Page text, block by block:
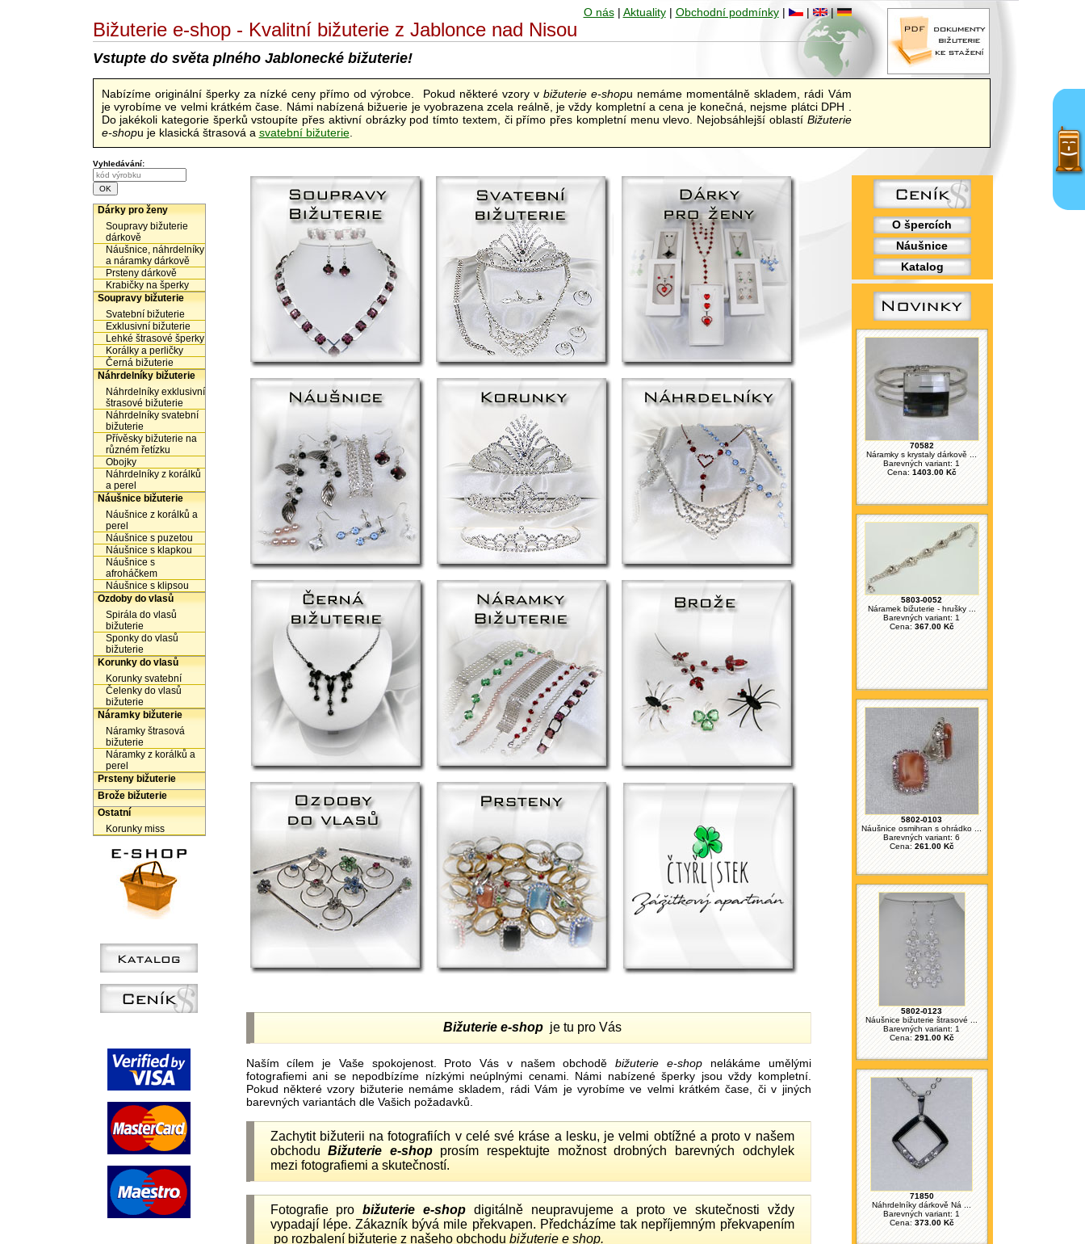
O špercích
Náušnice
Katalog
70582
Náramky s krystaly dárkově ...
Barevných variant: 1
Cena:1403.00 Kč
5803-0052
Náramek bižuterie - hrušky ...
Barevných variant: 1
Cena: 367.00 Kč
5802-0103
Náušnice osmihran s ohrádko ...
Barevných variant: 6
Cena: 261.00 Kč
5802-0123
Náušnice bižuterie štrasové ...
Barevných variant: 1
Cena: 291.00 Kč
71850
Náhrdelníky dárkově Ná ...
Barevných variant: 1
Cena: 373.00 Kč
O nás| Aktuality| Obchodní podmínky| | |
Bižuterie e-shop - Kvalitní bižuterie z Jablonce nad Nisou
Vstupte do světa plného Jablonecké bižuterie!
Nabízíme originální šperky za nízké ceny přímo od výrobce. Pokud některé vzory v bižuterie e-shopu nemáme momentálně skladem, rádi Vám
je vyrobíme ve velmi krátkém čase. Námi nabízená bižuerie je vyobrazena zcela reálně, je vždy kompletní a cena je konečná, nejsme plátci DPH .
Do jakékoli kategorie šperků vstoupíte přes aktivní obrázky pod tímto textem, či přímo přes kompletní menu vlevo. Nejobsáhlejší oblastí Bižuterie
e-shopu je klasická štrasová a svatební bižuterie.
Vyhledávání:
Dárky pro ženy
Soupravy bižuterie
dárkově
Náušnice, náhrdelníky
a náramky dárkově
Prsteny dárkově
Krabičky na šperky
Soupravy bižuterie
Svatební bižuterie
Exklusivní bižuterie
Lehké štrasové šperky
Korálky a perličky
Černá bižuterie
Náhrdelníky bižuterie
Náhrdelníky exklusivní
štrasové bižuterie
Náhrdelníky svatební
bižuterie
Přívěsky bižuterie na
různém řetízku
Obojky
Náhrdelníky z korálků
a perel
Náušnice bižuterie
Náušnice z korálků a
perel
Náušnice s puzetou
Náušnice s klapkou
Náušnice s
afroháčkem
Náušnice s klipsou
Ozdoby do vlasů
Spirála do vlasů
bižuterie
Sponky do vlasů
bižuterie
Korunky do vlasů
Korunky svatební
Čelenky do vlasů
bižuterie
Náramky bižuterie
Náramky štrasová
bižuterie
Náramky z korálků a
perel
Prsteny bižuterie
Brože bižuterie
Ostatní
Korunky miss
Bižuterie e-shopje tu pro Vás
Naším cílem je Vaše spokojenost. Proto Vás v našem obchoděbižuterie e-shopnelákáme umělými
fotografiemi ani se nepodbízíme nízkými neúplnými cenami. Námi nabízené šperky jsou vždy kompletní.
Pokud některé vzory bižuterie nemáme skladem, rádi Vám je vyrobíme ve velmi krátkém čase, či v jiných
barevných variantách dle Vašich požadavků.
Zachytit bižuterii na fotografiích v celé své kráse a lesku, je velmi obtížné a proto v našem
obchoduBižuterie e-shopprosím respektujte možnost drobných barevných odchylek
mezi fotografiemi a skutečností.
Fotografie probižuterie e-shopdigitálně neupravujeme a proto ve skutečnosti vždy
vypadají lépe. Zákazník bývá mile překvapen. Předcházíme tak nepříjemným překvapením
po rozbalení bižuterie z našeho obchodu bižuterie e shop.